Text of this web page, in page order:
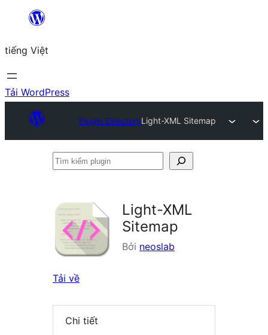
Chuyển
phần
nội
dung
tiếng Việt
Tải WordPress
Plugin DirectoryLight-XML Sitemap
Tìm
Light-XML
Sitemap
Bởi neoslab
Tải về
Chi tiết